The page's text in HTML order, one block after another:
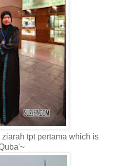
tpt pertama which is